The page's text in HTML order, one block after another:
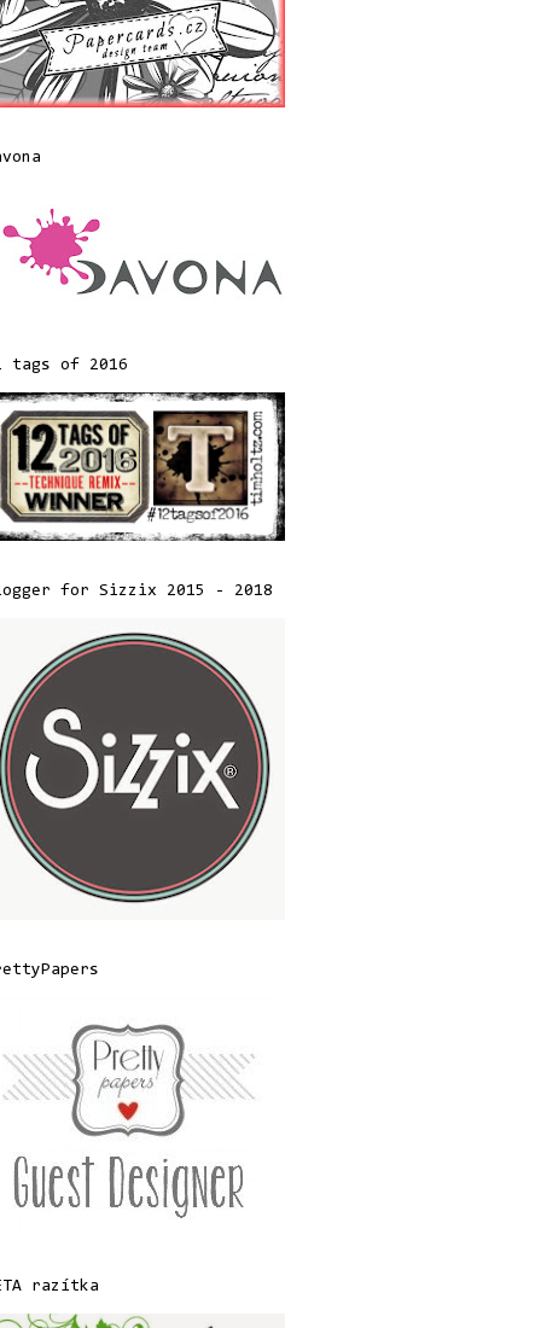
tags of 2016
for Sizzix 2015 - 2018
razítka